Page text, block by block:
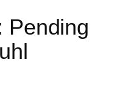
Pending